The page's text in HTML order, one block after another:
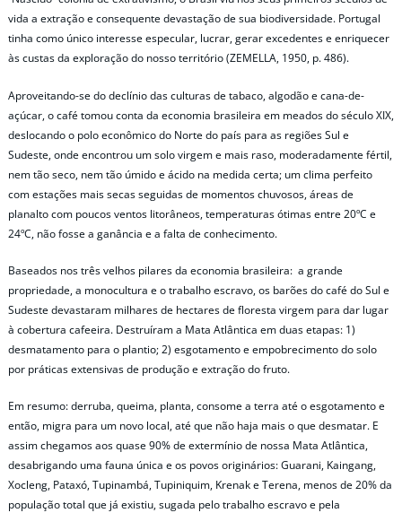
vida a extração e consequente devastação de sua biodiversidade. Portugal
tinha como único interesse especular, lucrar, gerar excedentes e enriquecer
às custas da exploração do nosso território (ZEMELLA, 1950, p. 486).
Aproveitando-se do declínio das culturas de tabaco, algodão e cana-de-
açúcar, o café tomou conta da economia brasileira em meados do século XIX,
deslocando o polo econômico do Norte do país para as regiões Sul e
Sudeste, onde encontrou um solo virgem e mais raso, moderadamente fértil,
nem tão seco, nem tão úmido e ácido na medida certa; um clima perfeito
com estações mais secas seguidas de momentos chuvosos, áreas de
planalto com poucos ventos litorâneos, temperaturas ótimas entre 20ºC e
24ºC, não fosse a ganância e a falta de conhecimento.
Baseados nos três velhos pilares da economia brasileira: a grande
propriedade, a monocultura e o trabalho escravo, os barões do café do Sul e
Sudeste devastaram milhares de hectares de floresta virgem para dar lugar
à cobertura cafeeira. Destruíram a Mata Atlântica em duas etapas: 1)
desmatamento para o plantio; 2) esgotamento e empobrecimento do solo
por práticas extensivas de produção e extração do fruto.
Em resumo: derruba, queima, planta, consome a terra até o esgotamento e
então, migra para um novo local, até que não haja mais o que desmatar. E
assim chegamos aos quase 90% de extermínio de nossa Mata Atlântica,
desabrigando uma fauna única e os povos originários: Guarani, Kaingang,
Xocleng, Pataxó, Tupinambá, Tupiniquim, Krenak e Terena, menos de 20% da
população total que já existiu, sugada pelo trabalho escravo e pela